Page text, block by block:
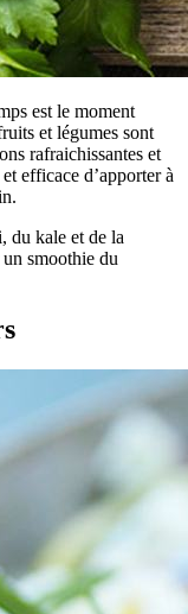
est le moment
et légumes sont
rafraichissantes et
efficace d’apporter à
du kale et de la
smoothie du